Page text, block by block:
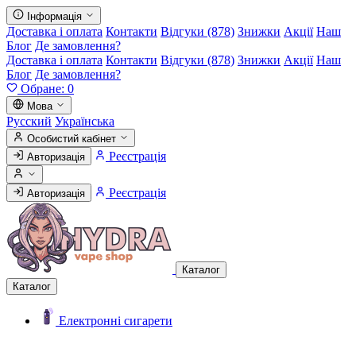
Інформація
Доставка і оплата Контакти Відгуки (878) Знижки Акції Наш
Блог Де замовлення?
Доставка і оплата Контакти Відгуки (878) Знижки Акції Наш
Блог Де замовлення?
Обране: 0
Мова
Русский Українська
Особистий кабінет
Авторизація
Реєстрація
Авторизація Реєстрація
Каталог
Каталог
Електронні сигарети